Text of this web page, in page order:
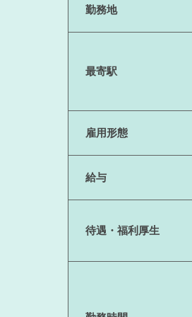
勤務地
最寄駅
雇用形態
給与
待遇・福利厚生